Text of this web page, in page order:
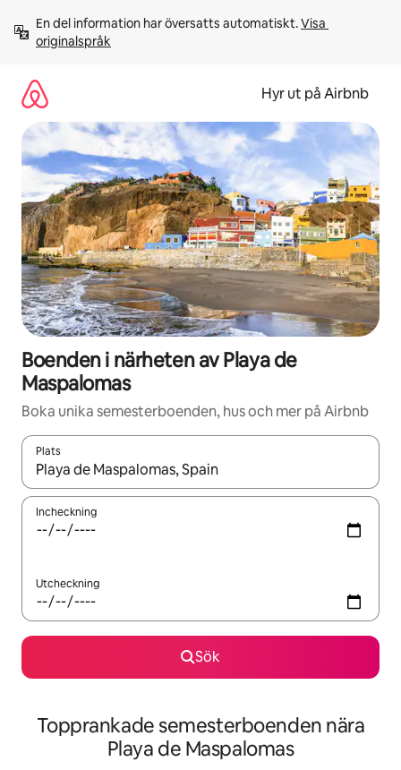
innehåll
En del information har översatts automatiskt. Visa
originalspråk
Hyr ut på Airbnb
Boenden i närheten av Playa de
Maspalomas
Boka unika semesterboenden, hus och mer på Airbnb
Plats
När resultaten är tillgängliga kan du navigera med upp- och
Incheckning
Utcheckning
Sök
Topprankade semesterboenden nära
Playa de Maspalomas